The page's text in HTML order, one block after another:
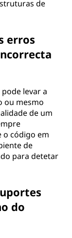
de
erros
levar a
ou mesmo
de um
o código em
de
para detetar
do